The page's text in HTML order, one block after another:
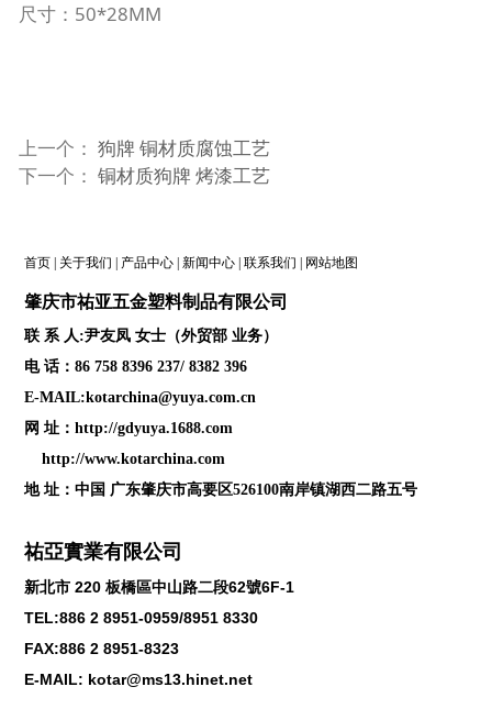
尺寸：50*28MM
上一个： 狗牌 铜材质腐蚀工艺
下一个： 铜材质狗牌 烤漆工艺
首页| 关于我们 | 产品中心| 新闻中心| 联系我们 | 网站地图
肇庆市祐亚五金塑料制品有限公司
联 系 人:尹友凤 女士（外贸部 业务）
电 话：86 758 8396 237/ 8382 396
E-MAIL:kotarchina@yuya.com.cn
网 址： http://gdyuya.1688.com
http://www.kotarchina.com
地 址：中国 广东肇庆市高要区526100南岸镇湖西二路五号
祐亞實業有限公司
新北市220 板橋區中山路二段62號6F-1
TEL:886 2 8951-0959/8951 8330
FAX:886 2 8951-8323
E-MAIL: kotar@ms13.hinet.net